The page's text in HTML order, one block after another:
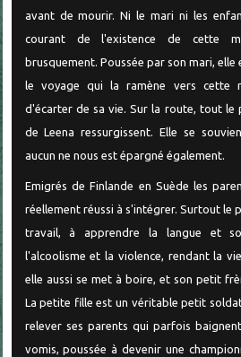
avant de mourir. Ni le mari ni les
courant de l'existence de cette
brusquement. Poussée par son mari,
le voyage qui la ramène vers cette
d'écarter de sa vie. Sur la route, tout le
de Leena ressurgissent. Elle se
aucun ne nous est épargné également.
Emigrés de Finlande en Suède les
réellement réussi à s'intégrer. Surtout le
travail, à apprendre la langue et
l'alcoolisme et la violence, rendant la
elle aussi se met à boire, et son petit
La petite fille est un véritable petit
relever ses parents qui parfois
vomis, poussée à devenir une